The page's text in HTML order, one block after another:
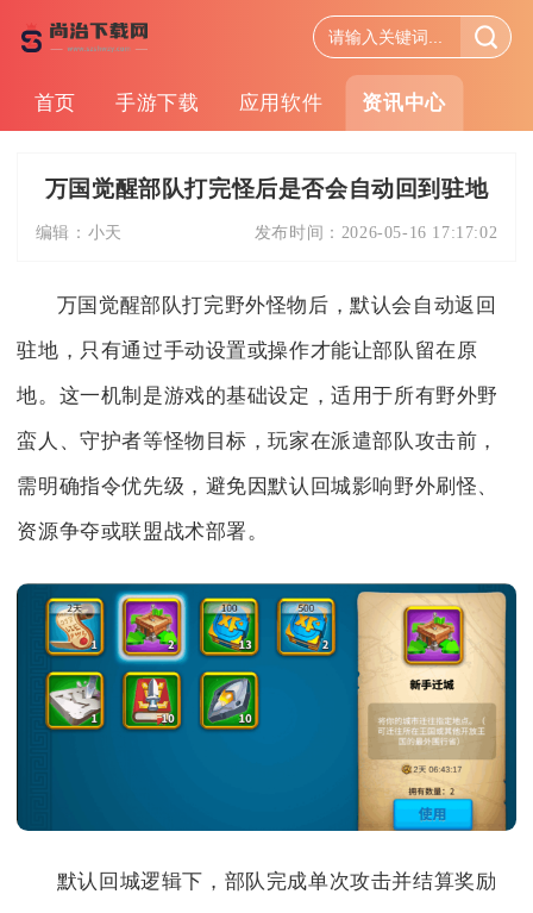
首页 手游下载 应用软件 资讯中心
万国觉醒部队打完怪后是否会自动回到驻地
编辑： 小天 发布时间： 2026-05-16 17:17:02
万国觉醒部队打完野外怪物后，默认会自动返回
驻地，只有通过手动设置或操作才能让部队留在原
地。这一机制是游戏的基础设定，适用于所有野外野
蛮人、守护者等怪物目标，玩家在派遣部队攻击前，
需明确指令优先级，避免因默认回城影响野外刷怪、
资源争夺或联盟战术部署。
默认回城逻辑下，部队完成单次攻击并结算奖励